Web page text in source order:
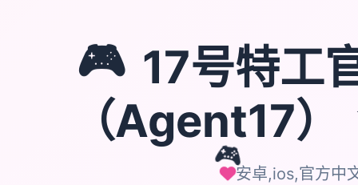
🎮
🎮 17号特工
（Agent17）
安卓,ios,官方中